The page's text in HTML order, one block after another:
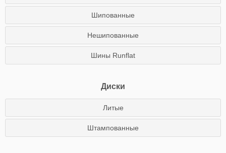
Шипованные
Нешипованные
Шины Runflat
Диски
Литые
Штампованные